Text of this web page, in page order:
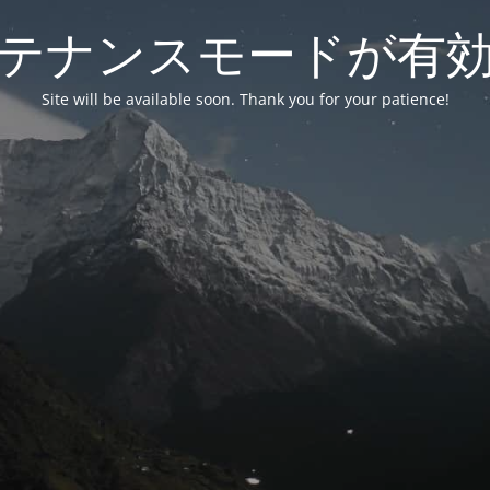
ナンスモードが有
Site will be available soon. Thank you for your patience!